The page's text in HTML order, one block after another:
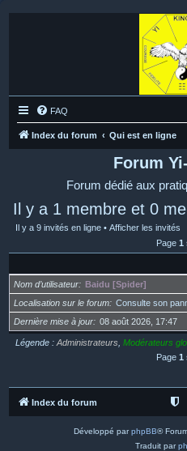
FAQ
Index du forum Qui est en ligne
Forum
Forum dédié aux
Il y a 1 membre et 0
Il y a 9 invités en ligne • Afficher les invités
Page 1
Nom d’utilisateur
Baidu [Spider]
Localisation sur le forum
Consulte son
Dernière mise à jour
08 août 2026, 17:47
Légende : Administrateurs Modérateurs
Page 1
Index du forum
Développé parphpBB®
Traduit par